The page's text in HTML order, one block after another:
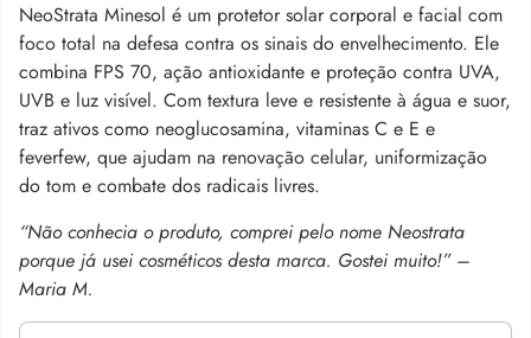
NeoStrata Minesol é um protetor solar corporal e facial com
foco total na defesa contra os sinais do envelhecimento. Ele
combina FPS 70, ação antioxidante e proteção contra UVA,
UVB e luz visível. Com textura leve e resistente à água e suor,
traz ativos como neoglucosamina, vitaminas C e E e
feverfew, que ajudam na renovação celular, uniformização
do tom e combate dos radicais livres.
“Não conhecia o produto, comprei pelo nome Neostrata
porque já usei cosméticos desta marca. Gostei muito!” –
Maria M.